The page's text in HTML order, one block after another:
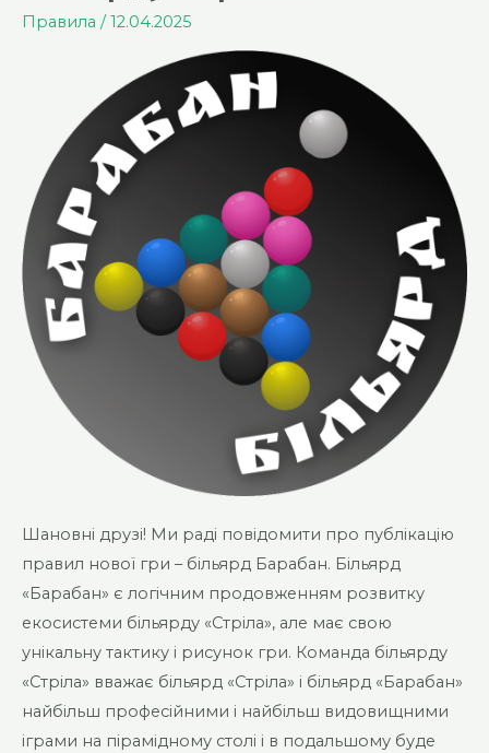
Правила /12.04.2025
Шановні друзі! Ми раді повідомити про публікацію
правил нової гри – більярд Барабан. Більярд
«Барабан» є логічним продовженням розвитку
екосистеми більярду «Стріла», але має свою
унікальну тактику і рисунок гри. Команда більярду
«Стріла» вважає більярд «Стріла» і більярд «Барабан»
найбільш професійними і найбільш видовищними
іграми на пірамідному столі і в подальшому буде